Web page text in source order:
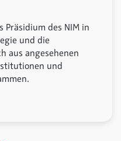
Präsidium des NIM in
und die
aus angesehenen
und